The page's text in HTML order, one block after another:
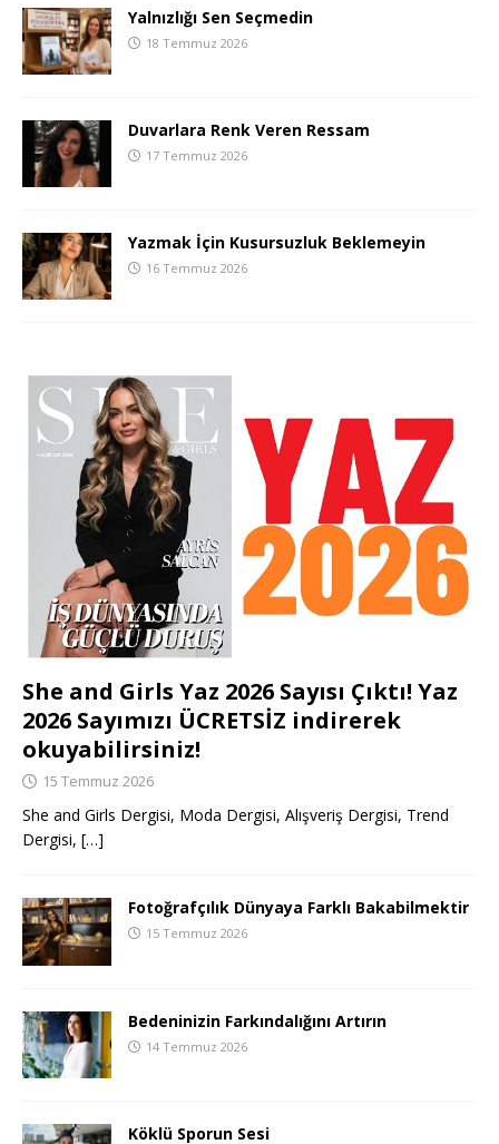
Yalnızlığı Sen Seçmedin
18 Temmuz 2026
Duvarlara Renk Veren Ressam
17 Temmuz 2026
Yazmak İçin Kusursuzluk Beklemeyin
16 Temmuz 2026
She and Girls Yaz 2026 Sayısı Çıktı! Yaz
2026 Sayımızı ÜCRETSİZ indirerek
okuyabilirsiniz!
15 Temmuz 2026
She and Girls Dergisi, Moda Dergisi, Alışveriş Dergisi, Trend
Dergisi, […]
Fotoğrafçılık Dünyaya Farklı Bakabilmektir
15 Temmuz 2026
Bedeninizin Farkındalığını Artırın
14 Temmuz 2026
Köklü Sporun Sesi